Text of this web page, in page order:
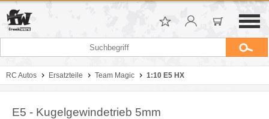
RC Autos Ersatzteile Team Magic 1:10 E5 HX
E5 - Kugelgewindetrieb 5mm